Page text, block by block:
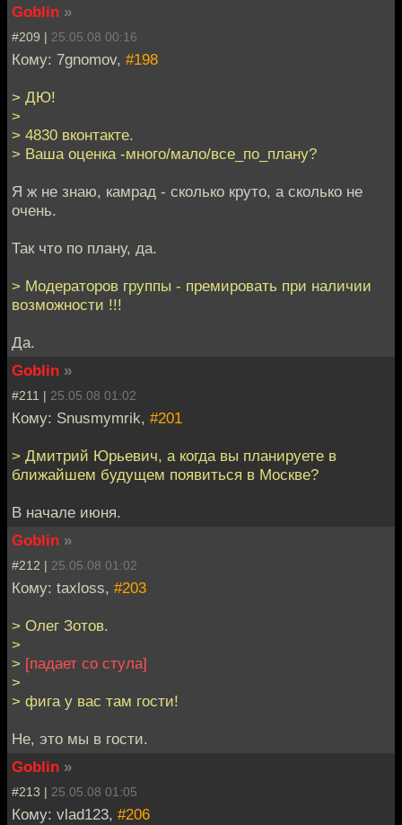
Goblin »
#209 | 25.05.08 00:16
Кому: 7gnomov, #198
> ДЮ!
>
> 4830 вконтакте.
> Ваша оценка -много/мало/все_по_плану?
Я ж не знаю, камрад - сколько круто, а сколько не
очень.
Так что по плану, да.
> Модераторов группы - премировать при наличии
возможности !!!
Да.
Goblin »
#211 | 25.05.08 01:02
Кому: Snusmymrik, #201
> Дмитрий Юрьевич, а когда вы планируете в
ближайшем будущем появиться в Москве?
В начале июня.
Goblin »
#212 | 25.05.08 01:02
Кому: taxloss, #203
> Олег Зотов.
>
> [падает со стула]
>
> фига у вас там гости!
Не, это мы в гости.
Goblin »
#213 | 25.05.08 01:05
Кому: vlad123, #206